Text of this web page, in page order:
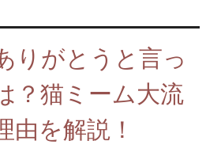
りがとうと言っ
？猫ミーム大流
由を解説！